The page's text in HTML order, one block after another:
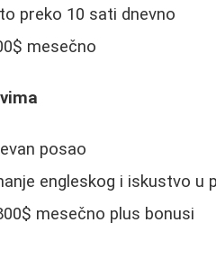
preko 10 sati dnevno
mesečno
posao
engleskog i iskustvo u
mesečno plus bonusi